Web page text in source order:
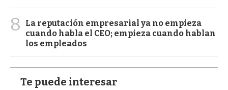
8
La reputación empresarial ya no empieza
cuando habla el CEO; empieza cuando hablan
los empleados
Te puede interesar